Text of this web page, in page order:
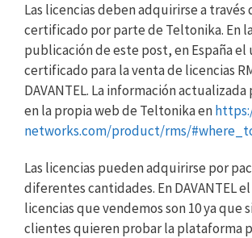
Las licencias deben adquirirse a
certificado por parte de Teltonika. En
publicación de este post, en España
certificado para la venta de licencias
DAVANTEL. La información
en la propia web de Teltonika en
networks.com/product/rms/
Las licencias pueden adquirirse por
diferentes cantidades. En DAVANTEL
licencias que vendemos son 10 ya que
clientes quieren probar la plataforma